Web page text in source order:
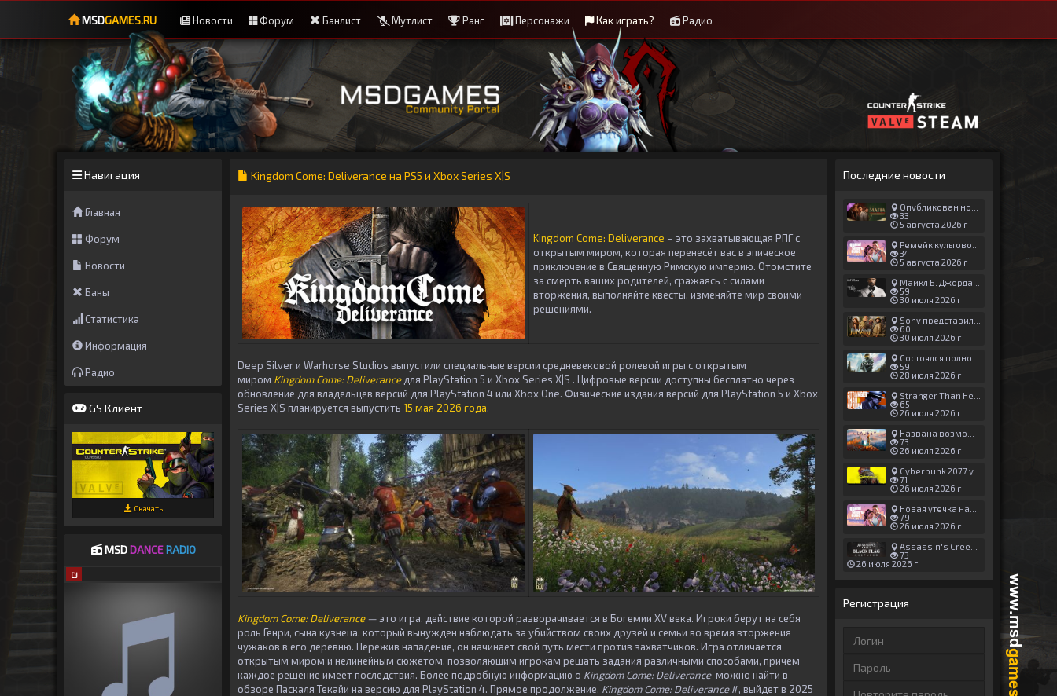
MSDGAMES.RU Новости Форум Банлист Мутлист Ранг Персонажи Как играть? Радио
Навигация
Главная
Форум
Новости
Баны
Статистика
Информация
Радио
GS Клиент
Скачать
MSDDANCE RADIO
DJ
Kingdom Come: Deliverance на PS5 и Xbox Series X|S
Kingdom Come: Deliverance – это захватывающая РПГ с
открытым миром, которая перенесёт вас в эпическое
приключение в Священную Римскую империю. Отомстите
за смерть ваших родителей, сражаясь с силами
вторжения, выполняйте квесты, изменяйте мир своими
решениями.
Deep Silver и Warhorse Studios выпустили специальные версии средневековой ролевой игры с открытым
миром Kingdom Come: Deliverance для PlayStation 5 и Xbox Series X|S . Цифровые версии доступны бесплатно через
обновление для владельцев версий для PlayStation 4 или Xbox One. Физические издания версий для PlayStation 5 и Xbox
Series X|S планируется выпустить 15 мая 2026 года.
Kingdom Come: Deliverance—это игра, действие которой разворачивается в Богемии XV века. Игроки берут на себя
роль Генри, сына кузнеца, который вынужден наблюдать за убийством своих друзей и семьи во время вторжения
чужаков в его деревню. Пережив нападение, он начинает свой путь мести против захватчиков. Игра отличается
открытым миром и нелинейным сюжетом, позволяющим игрокам решать задания различными способами, причем
каждое решение имеет последствия. Более подробную информацию о Kingdom Come: Deliverance можно найти в
обзоре Паскаля Текайи на версию для PlayStation 4. Прямое продолжение, Kingdom Come: Deliverance II, выйдет в 2025
Последние новости
Опубликован новый геймплей Man of Honor для Mafia: The Old Country
33
5 августа 2026 г
Ремейк культовой японской игры задержали ради выхода GTA 6
34
5 августа 2026 г
Майкл Б. Джордан сыграл главную роль в новой «Афере Томаса Крауна»
59
30 июля 2026 г
Sony представила трейлер новой части «Джуманджи»
60
30 июля 2026 г
Состоялся полноценный релиз Halo: Campaign Evolved
59
28 июля 2026 г
Stranger Than Heaven получила новый трейлер с акцентом на жестокие драки
65
26 июля 2026 г
Названа возможная дата выхода God of War: Laufey — 16 февраля 2027 года
73
26 июля 2026 г
Cyberpunk 2077 установила новый рекорд: 1,5 млрд загрузок модов, в топе — контент 18+
71
26 июля 2026 г
Новая утечка намекает на выход третьего трейлера GTA 6 уже 7 августа
79
26 июля 2026 г
Assassin's Creed Black Flag Resynced может позаимствовать систему испытаний у Mirage
73
26 июля 2026 г
Регистрация